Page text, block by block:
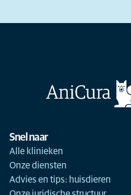
Snel naar
Alle klinieken
Onze diensten
Advies en tips: huisdieren